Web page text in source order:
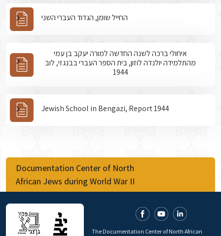
החייל שומן, הגדוד העברי השני
איחולי ברכה לשנה החדשה למורה יעקב בן עמי
מהתלמידה יולנדה לוזון, בית הספר העברי בבנגזי, לוב
1944
Jewish School in Bengazi, Report 1944
Documentation Center of North
African Jews during World War II
The Documentation Center of North African